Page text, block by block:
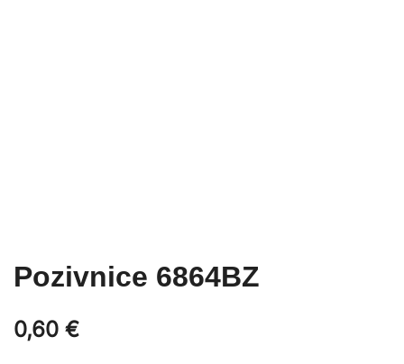
Pozivnice 6864BZ
0,60 €